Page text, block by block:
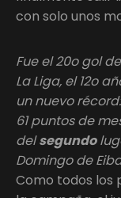
con solo unos
Fue el 20o gol
La Liga, el 12o
un nuevo
61 puntos de
delsegundo
Domingo de
Como todos los